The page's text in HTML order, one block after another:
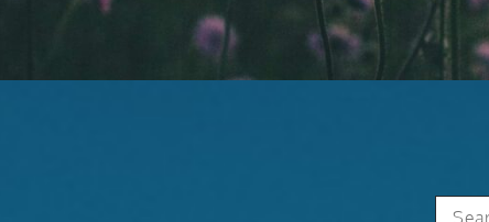
Search